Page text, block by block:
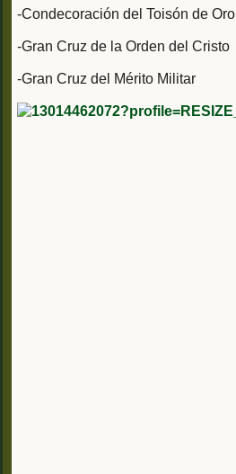
-Condecoración del Toisón de Oro
-Gran Cruz de la Orden del Cristo
-Gran Cruz del Mérito Militar